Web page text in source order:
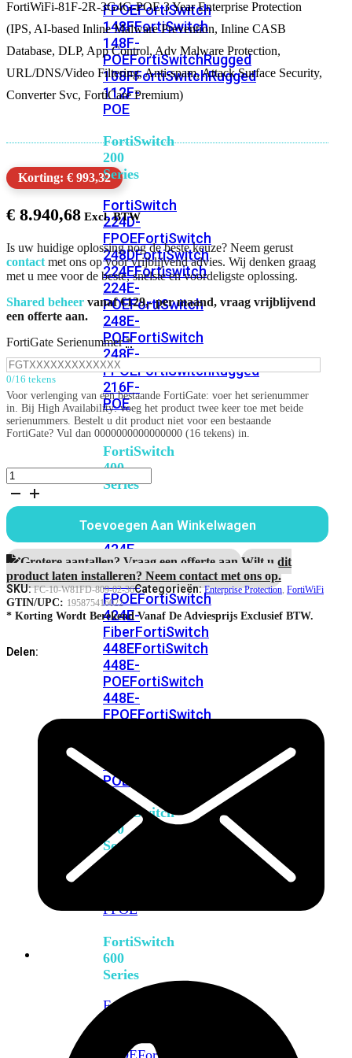
FPOEFortiSwitch
148FFortiSwitch
148F-
POEFortiSwitchRugged
108FFortiSwitchRugged
112F-
POE
FortiSwitch
200
Series
FortiSwitch
224D-
FPOEFortiSwitch
248DFortiSwitch
224EFortiswitch
224E-
POEFortiSwitch
248E-
POEFortiSwitch
248E-
FPOEFortiSwitchRugged
216F-
POE
FortiSwitch
400
Series
424EFortiSwitch
424E-
POEFortiSwitch
424E-
FPOEFortiSwitch
424E-
FiberFortiSwitch
448EFortiSwitch
448E-
POEFortiSwitch
448E-
FPOEFortiSwitch
POE
FortiSwitch
500
Series
FPOE
FortiSwitch
600
Series
FortiSwitch
FPOEFortiSwitch
FortiWiFi-81F-2R-3G4G-POE 3 Year Enterprise Protection
(IPS, AI-based Inline Malware Prevention, Inline CASB
Database, DLP, App Control, Adv Malware Protection,
URL/DNS/Video Filtering, Anti-spam, Attack Surface Security,
Converter Svc, FortiCare Premium)
Korting: € 993,32
€ 8.940,68
Is uw huidige oplossing nog de beste keuze? Neem gerust
contact met ons op voor vrijblijvend advies. Wij denken graag
met u mee voor de beste, snelste en voordeligste oplossing.
Shared beheer vanaf €129,- per maand, vraag vrijblijvend
een offerte aan.
FortiGate Serienummer *
0/16 tekens
Voor verlenging van een bestaande FortiGate: voer het serienummer
in. Bij High Availability: voeg het product twee keer toe met beide
serienummers. Bestelt u dit product niet voor een bestaande
FortiGate? Vul dan 0000000000000000 (16 tekens) in.
FortiWiFi-
81F-
3G4G-
POE
Enterprise
Protection
aantal
Toevoegen Aan Winkelwagen
Grotere aantallen? Vraag een offerte aan.Wilt u dit
product laten installeren? Neem contact met ons op.
SKU:FC-10-W81FD-809-02-36Categorieën:Enterprise Protection, FortiWiFi
GTIN/UPC: 195875416022
* Korting Wordt Berekend Vanaf De Adviesprijs Exclusief BTW.
Delen: